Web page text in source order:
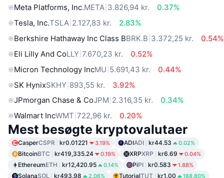
Meta Platforms, Inc.META 3.826,94 kr.
0.37%
Tesla, Inc.TSLA 2.127,83 kr.
2.83%
Berkshire Hathaway Inc Class BBRK.B 3.372,25 kr.
0.54%
Eli Lilly And CoLLY 7.670,23 kr.
0.52%
Micron Technology IncMU 5.691,43 kr.
0.44%
SK HynixSKHY 893,55 kr.
3.92%
JPmorgan Chase & CoJPM 2.316,35 kr.
0.34%
Walmart IncWMT 722,96 kr. 0.20%
Mest besøgte kryptovalutaer
CasperCSPR kr0.01221 3.19% ADIADI kr44.53 0.02%
BitcoinBTC kr419,335.24 0.19% XRPXRP kr6.69 0.04%
EthereumETH kr12,420.95 0.14% PiPI kr0.583 1.88%
SolanaSOL kr493.98 2.06% TutorialTUT kr1.00 188.80%